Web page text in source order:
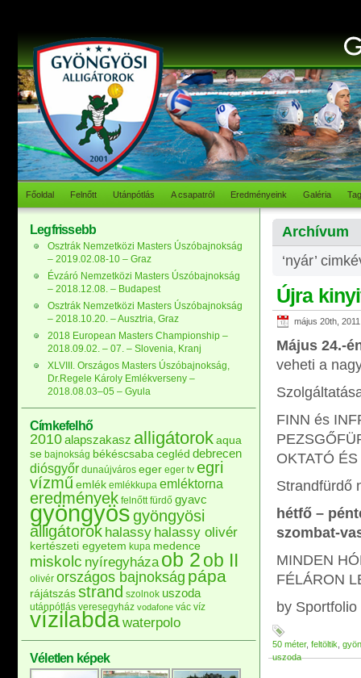
Főoldal Felnőtt Utánpótlás A csapatról Eredményeink Galéria
Archívum
‘nyár’
Újra
május 20th, 2011
Május 24.-
veheti a
FINN és
OKTATÓ
Strandfürdő
hétfő –
szombat-
MINDEN
FÉLÁRON
by Sportfolio
50 méter, feltöltik
uszoda
Legfrissebb
Osztrák Nemzetközi Masters Úszóbajnokság
– 2019.02.08-10 – Graz
Évzáró Nemzetközi Masters Úszóbajnokság
– 2018.12.08. – Budapest
Osztrák Nemzetközi Masters Úszóbajnokság
– 2018.10.20. – Ausztria, Graz
2018 European Masters Championship –
2018.09.02. – 07. – Slovenia, Kranj
XLVIII. Országos Masters Úszóbajnokság,
Dr.Regele Károly Emlékverseny –
2018.08.03–05 – Gyula
Címkefelhő
2010alapszakasz alligátorokaqua
se bajnokság békéscsaba cegléd debrecen
diósgyőr dunaújváros eger eger tv egri
vízműemlék emlékkupa emléktorna
eredmények felnőtt fürdő gyavc
gyöngyösgyöngyösi
alligátorok halassy halassy olivér
kertészeti egyetem kupa medence
miskolc nyíregyháza ob 2ob II
olivér országos bajnokság pápa
rájátszás strand szolnok uszoda
utánpótlás veresegyház vodafone vác víz
vízilabdawaterpolo
Véletlen képek